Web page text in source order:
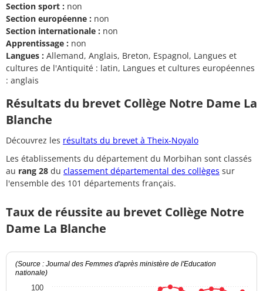
Section sport : non
Section européenne : non
Section internationale : non
Apprentissage : non
Langues : Allemand, Anglais, Breton, Espagnol, Langues et
cultures de l'Antiquité : latin, Langues et cultures européennes
: anglais
Résultats du brevet Collège Notre Dame La
Blanche
Découvrez les résultats du brevet à Theix-Noyalo
Les établissements du département du Morbihan sont classés
au rang 28 du classement départemental des collèges sur
l'ensemble des 101 départements français.
Taux de réussite au brevet Collège Notre
Dame La Blanche
(Source : Journal des Femmes d'après ministère de l'Education
nationale)
100